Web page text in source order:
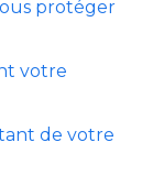
protéger
votre
de votre